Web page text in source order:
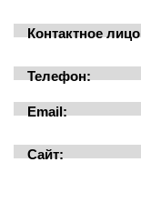
Контактное
Телефон:
Email:
Сайт: